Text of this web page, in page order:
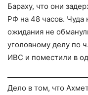
Бараху, что они
РФ на 48 часов.
ожидания не
уголовному делу по
ИВС и поместили в
Дело в том, что